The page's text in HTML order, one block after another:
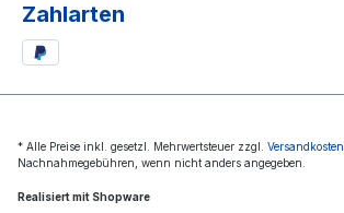
Zahlarten
* Alle Preise inkl. gesetzl. Mehrwertsteuer zzgl. Versandkosten
Nachnahmegebühren, wenn nicht anders angegeben.
Realisiert mit Shopware